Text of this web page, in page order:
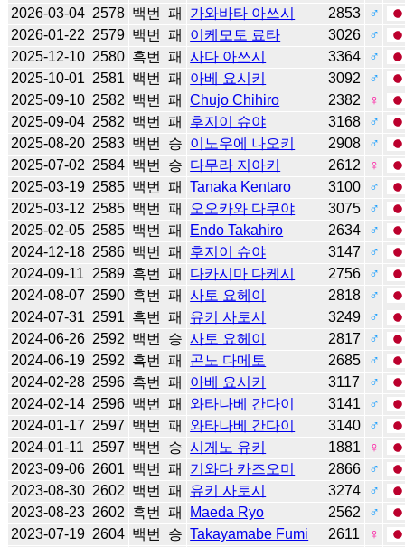
2026-03-04 2578 백번 패 가와바타 아쓰시 2853
♂
2026-01-22 2579 백번 패 이케모토 료타 3026
♂
2025-12-10 2580 흑번 패 사다 아쓰시 3364
♂
2025-10-01 2581 백번 패 아베 요시키 3092
♂
2025-09-10 2582 백번 패 Chujo Chihiro 2382
♀
2025-09-04 2582 백번 패 후지이 슈야 3168
♂
2025-08-20 2583 백번 승 이노우에 나오키 2908
♂
2025-07-02 2584 백번 승 다무라 지아키 2612
♀
2025-03-19 2585 백번 패 Tanaka Kentaro 3100
♂
2025-03-12 2585 백번 패 오오카와 다쿠야 3075
♂
2025-02-05 2585 백번 패 Endo Takahiro 2634
♂
2024-12-18 2586 백번 패 후지이 슈야 3147
♂
2024-09-11
2589 흑번 패 다카시마 다케시 2756
♂
2024-08-07 2590 흑번 패 사토 요헤이 2818
♂
2024-07-31 2591 흑번 패 유키 사토시 3249
♂
2024-06-26 2592 백번 승 사토 요헤이 2817
♂
2024-06-19 2592 흑번 패 곤노 다메토 2685
♂
2024-02-28 2596 흑번 패 아베 요시키 3117
♂
2024-02-14 2596 백번 패 와타나베 간다이 3141
♂
2024-01-17 2597 백번 패 와타나베 간다이 3140
♂
2024-01-11
2597 백번 승 시게노 유키 1881
♀
2023-09-06 2601 백번 패 기와다 카즈오미 2866
♂
2023-08-30 2602 백번 패 유키 사토시 3274
♂
2023-08-23 2602 흑번 패 Maeda Ryo 2562
♂
2023-07-19 2604 백번 승 Takayamabe Fumi 2611 ♀